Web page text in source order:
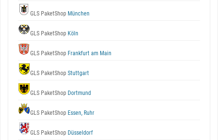
GLS PaketShop München
GLS PaketShop Köln
GLS PaketShop Frankfurt am Main
GLS PaketShop Stuttgart
GLS PaketShop Dortmund
GLS PaketShop Essen, Ruhr
GLS PaketShop Düsseldorf